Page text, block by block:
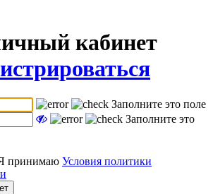
кабинет
Заполните это поле
Заполните это
принимаю Условия политики